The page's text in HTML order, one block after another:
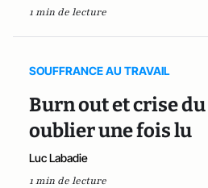
1 min de lecture
SOUFFRANCE AU TRAVAIL
Burn out et crise
oublier une fois lu
Luc Labadie
1 min de lecture